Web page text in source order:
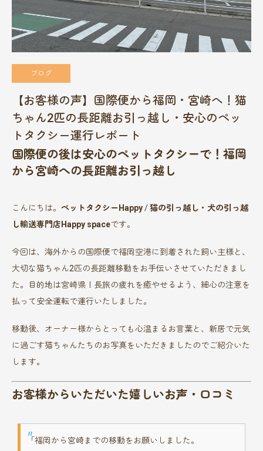
ブログ
【お客様の声】国際便から福岡・宮崎へ！猫
ちゃん2匹の長距離お引っ越し・安心のペッ
トタクシー運行レポート
国際便の後は安心のペットタクシーで！福岡
から宮崎への長距離お引っ越し
こんにちは。 ペットタクシーHappy/猫の引っ越し・犬の引っ越
し輸送専門店Happy spaceです。
今回は、海外からの国際便で福岡空港に到着された飼い主様と、
大切な猫ちゃん2匹の長距離移動をお手伝いさせていただきまし
た。目的地は宮崎県！長旅の疲れを癒やせるよう、細心の注意を
払って安全運転で運行いたしました。
移動後、オーナー様からとっても心温まるお言葉と、新居で元気
に過ごす猫ちゃんたちのお写真をいただきましたのでご紹介いた
します。
お客様からいただいた嬉しいお声・口コミ
「福岡から宮崎までの移動をお願いしました。